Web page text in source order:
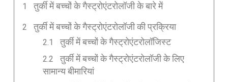
तुर्की में बच्चों के गैस्ट्रोएंटरोलॉजी के बारे में
तुर्की में बच्चों के गैस्ट्रोएंटरोलॉजी की प्रक्रिया
तुर्की में बच्चों के गैस्ट्रोएंटरोलॉजिस्ट
तुर्की में बच्चों के गैस्ट्रोएंटरोलॉजी के लिए
सामान्य बीमारियां